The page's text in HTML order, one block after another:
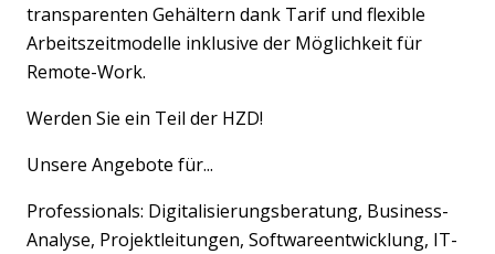
transparenten Gehältern dank Tarif und flexible
Arbeitszeitmodelle inklusive der Möglichkeit für
Remote-Work.
Werden Sie ein Teil der HZD!
Unsere Angebote für...
Professionals: Digitalisierungsberatung, Business-
Analyse, Projektleitungen, Softwareentwicklung, IT-